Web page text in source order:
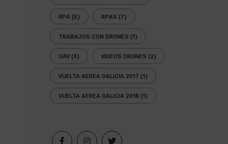
RPA (5) RPAS (7)
TRABAJOS CON DRONES (1)
UAV (3) VIDEOS DRONES (2)
VUELTA AEREA GALICIA 2017 (1)
VUELTA AEREA GALICIA 2018 (1)